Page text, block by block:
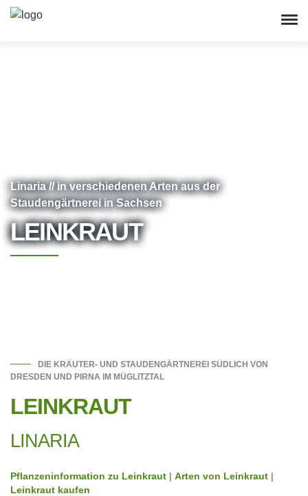
Linaria // in verschiedenen Arten aus der
Staudengärtnerei in Sachsen
LEINKRAUT
DIE KRÄUTER- UND STAUDENGÄRTNEREI SÜDLICH VON
DRESDEN UND PIRNA IM MÜGLITZTAL
LEINKRAUT
LINARIA
Pflanzeninformation zu Leinkraut Arten von Leinkraut
Leinkraut kaufen